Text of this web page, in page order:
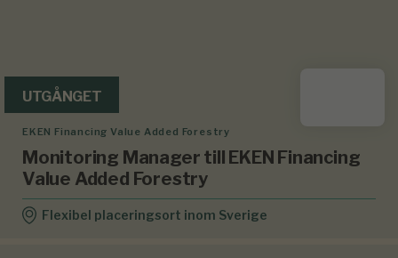
UTGÅNGET
EKEN Financing Value Added Forestry
Monitoring Manager till EKEN Financing
Value Added Forestry
Flexibel placeringsort inom Sverige